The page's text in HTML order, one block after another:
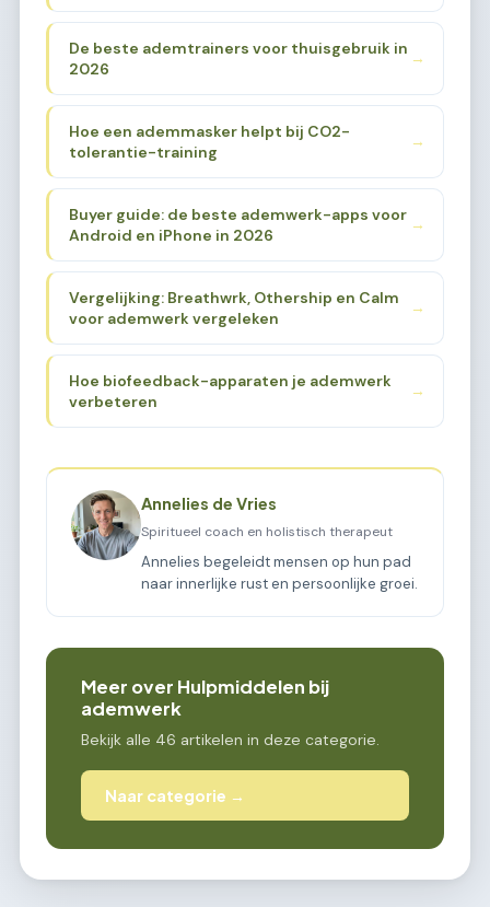
De beste ademtrainers voor thuisgebruik in
2026
→
Hoe een ademmasker helpt bij CO2-
tolerantie-training
→
Buyer guide: de beste ademwerk-apps voor
Android en iPhone in 2026
→
Vergelijking: Breathwrk, Othership en Calm
voor ademwerk vergeleken
→
Hoe biofeedback-apparaten je ademwerk
verbeteren
→
Annelies de Vries
Spiritueel coach en holistisch therapeut
Annelies begeleidt mensen op hun pad
naar innerlijke rust en persoonlijke groei.
Meer over Hulpmiddelen bij
ademwerk
Bekijk alle 46 artikelen in deze categorie.
Naar categorie →